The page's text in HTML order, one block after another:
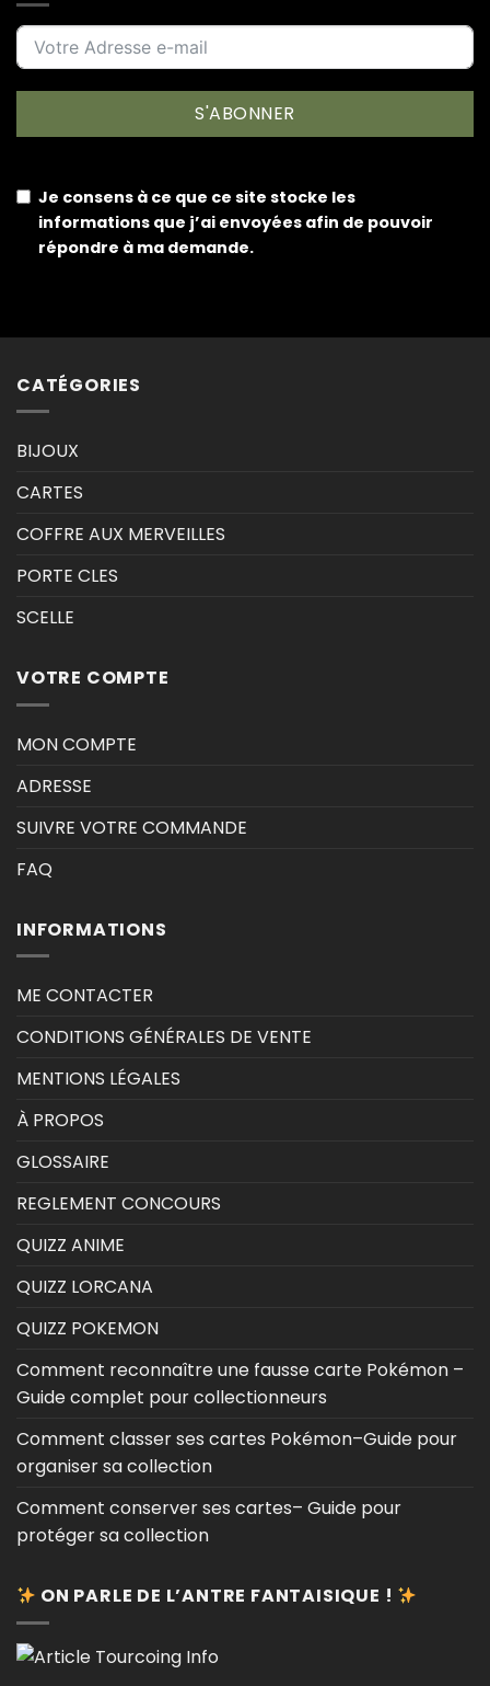
S'ABONNER
Je consens à ce que ce site stocke les
informations que j’ai envoyées afin de pouvoir
répondre à ma demande.
CATÉGORIES
BIJOUX
CARTES
COFFRE AUX MERVEILLES
PORTE CLES
SCELLE
VOTRE COMPTE
MON COMPTE
ADRESSE
SUIVRE VOTRE COMMANDE
FAQ
INFORMATIONS
ME CONTACTER
CONDITIONS GÉNÉRALES DE VENTE
MENTIONS LÉGALES
À PROPOS
GLOSSAIRE
REGLEMENT CONCOURS
QUIZZ ANIME
QUIZZ LORCANA
QUIZZ POKEMON
Comment reconnaître une fausse carte Pokémon –
Guide complet pour collectionneurs
Comment classer ses cartes Pokémon–Guide pour
organiser sa collection
Comment conserver ses cartes– Guide pour
protéger sa collection
ON PARLE DE L’ANTRE FANTAISIQUE !